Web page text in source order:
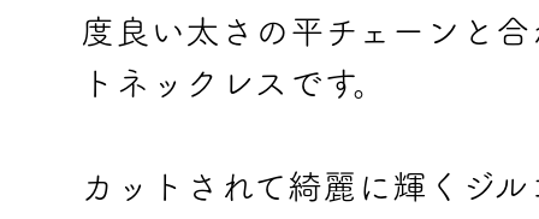
度良い太さの平チェーンと
トネックレスです。
カットされて綺麗に輝くジ